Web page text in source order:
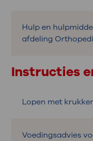
Hulp en
afdeling
Instructies
Lopen met
Voedingsadvies